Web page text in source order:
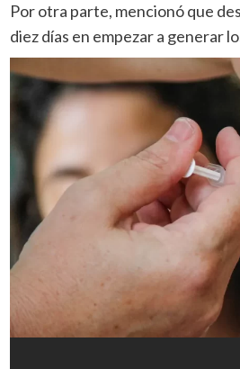
Por otra parte, mencionó que
diez días en empezar a generar